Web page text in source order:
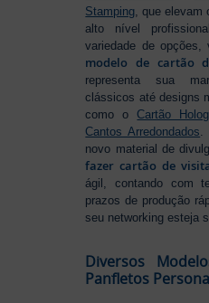
Stamping, que elevam
alto nível
variedade de
modelo de cartão
representa sua
clássicos até designs
como oCartão
Cantos Arredondados.
novo material de
fazer cartão de
ágil, contando com
prazos de produção
seu networking esteja
Diversos
Panfletos